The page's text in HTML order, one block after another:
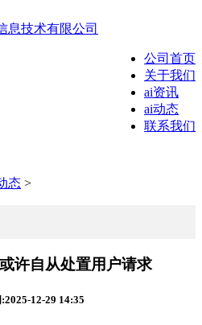
公司首页
关于我们
ai资讯
ai动态
联系我们
态 >
许自从处置用户请求
12-29 14:35